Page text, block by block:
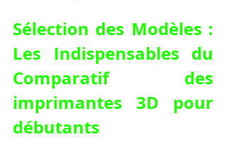
Sélection des Modèles :
Les Indispensables du
Comparatif des
imprimantes 3D pour
débutants